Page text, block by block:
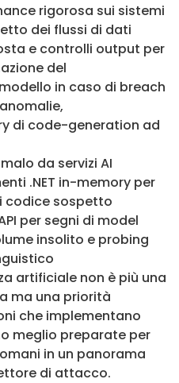
rigorosa sui sistemi
dei flussi di dati
e controlli output per
del
in caso di breach
di code-generation ad
da servizi AI
.NET in-memory per
codice sospetto
per segni di model
insolito e probing
artificiale non è più una
ma una priorità
che implementano
meglio preparate per
in un panorama
di attacco.